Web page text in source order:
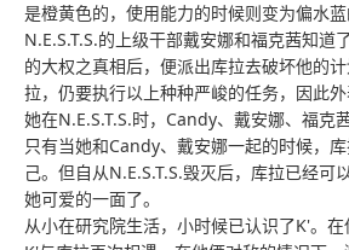
是橙黄色的，使用能力的时候则变为偏水蓝
N.E.S.T.S.的上级干部戴安娜和福克茜知道
的大权之真相后，便派出库拉去破坏他的
拉，仍要执行以上种种严峻的任务，因此
她在N.E.S.T.S.时，Candy、戴安娜、福克
只有当她和Candy、戴安娜一起的时候，
己。但自从N.E.S.T.S.毁灭后，库拉已经可
她可爱的一面了。
从小在研究院生活，小时候已认识了K'。